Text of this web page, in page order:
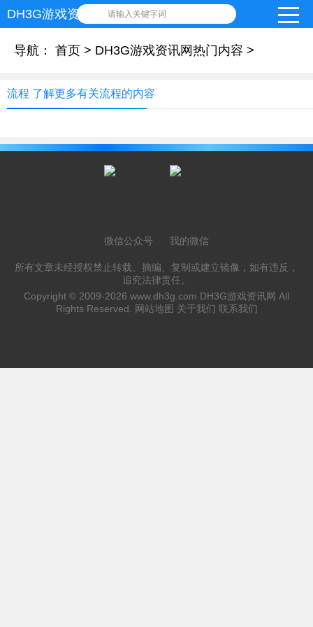
DH3G游戏资讯网 请输入关键字词
导航： 首页 > DH3G游戏资讯网热门内容 >
流程 了解更多有关流程的内容
微信公众号 我的微信
所有文章未经授权禁止转载、摘编、复制或建立镜像，如有违反，
追究法律责任。
Copyright © 2009-2026 www.dh3g.com DH3G游戏资讯网 All
Rights Reserved.
网站地图 关于我们 联系我们